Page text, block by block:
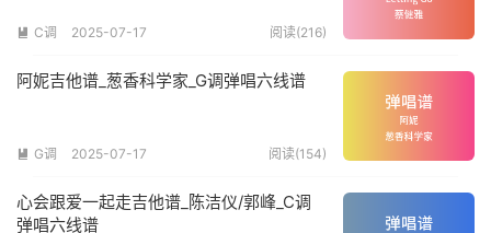
 C调 2025-07-17 阅读(216)
阿妮吉他谱_葱香科学家_G调弹唱六线谱
 G调 2025-07-17 阅读(154)
心会跟爱一起走吉他谱_陈洁仪/郭峰_C调
弹唱六线谱